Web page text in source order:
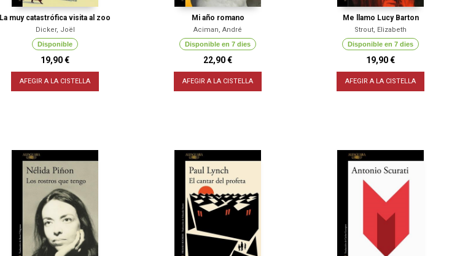
La muy catastrófica visita al zoo
Dicker, Joël
Disponible
19,90 €
AFEGIR A LA CISTELLA
Mi año romano
Aciman, André
Disponible en 7 dies
22,90 €
AFEGIR A LA CISTELLA
Me llamo Lucy Barton
Strout, Elizabeth
Disponible en 7 dies
19,90 €
AFEGIR A LA CISTELLA